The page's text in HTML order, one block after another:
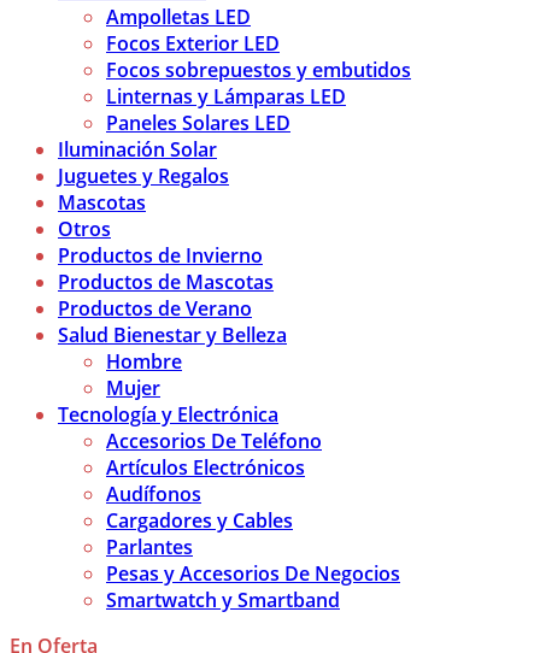
Ampolletas LED
Focos Exterior LED
Focos sobrepuestos y embutidos
Linternas y Lámparas LED
Paneles Solares LED
Iluminación Solar
Juguetes y Regalos
Mascotas
Otros
Productos de Invierno
Productos de Mascotas
Productos de Verano
Salud Bienestar y Belleza
Hombre
Mujer
Tecnología y Electrónica
Accesorios De Teléfono
Artículos Electrónicos
Audífonos
Cargadores y Cables
Parlantes
Pesas y Accesorios De Negocios
Smartwatch y Smartband
En Oferta